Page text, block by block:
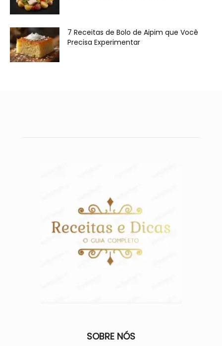
7 Receitas de Bolo de Aipim que Você
Precisa Experimentar
SOBRE NÓS